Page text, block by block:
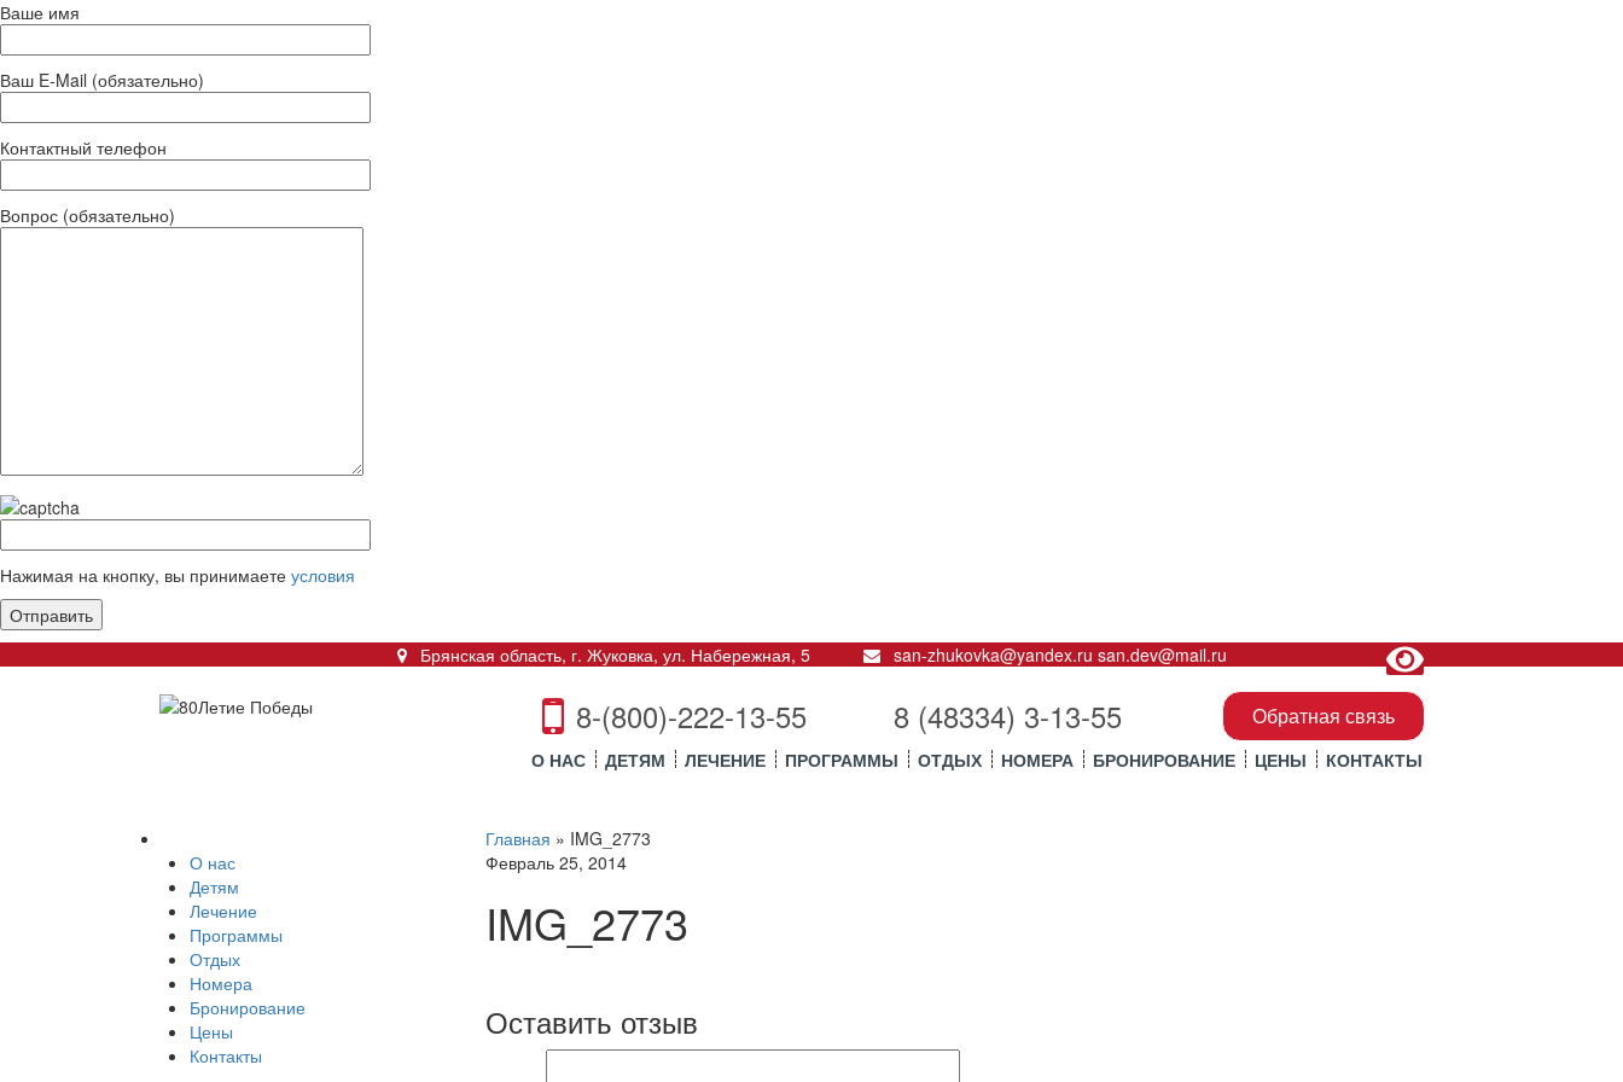
Ваше имя
Ваш E-Mail (обязательно)
Контактный телефон
Вопрос (обязательно)
Нажимая на кнопку, вы принимаете условия
Брянская область, г. Жуковка, ул. Набережная, 5 san-zhukovka@yandex.ru san.dev@mail.ru
8-(800)-222-13-55 8 (48334) 3-13-55 Обратная связь
О НАС ДЕТЯМ ЛЕЧЕНИЕ ПРОГРАММЫ ОТДЫХ НОМЕРА БРОНИРОВАНИЕ ЦЕНЫ КОНТАКТЫ
О нас
Детям
Лечение
Программы
Отдых
Номера
Бронирование
Цены
Контакты
Главная » IMG_2773
Февраль 25, 2014
IMG_2773
Оставить отзыв